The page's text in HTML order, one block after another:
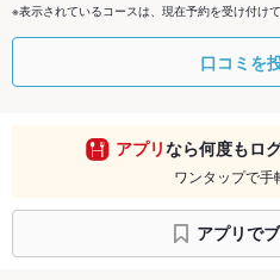
※表示されているコースは、現在予約を受け付け
口コミを
アプリなら何度もロ
ワンタップで手
アプリで